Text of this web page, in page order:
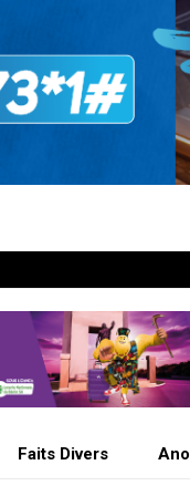
Faits Divers